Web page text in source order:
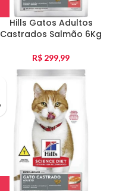
Hills Gatos Adultos
Castrados Salmão 6Kg
R$ 299,99